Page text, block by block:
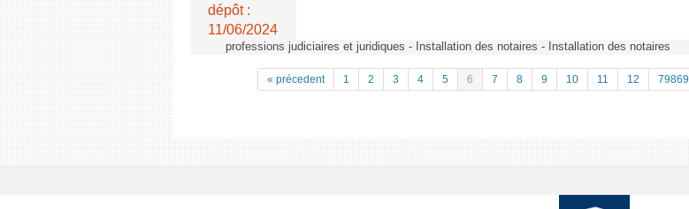
dépôt :
11/06/2024
professions judiciaires et juridiques - Installation des notaires - Installation des notaires
« précedent 1 2 3 4 5 6 7 8 9 10 11 12 79869